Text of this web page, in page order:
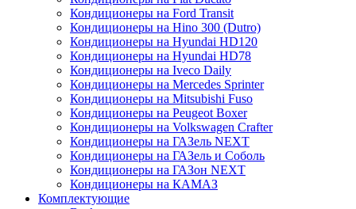
Кондиционеры на Ford Transit
Кондиционеры на Hino 300 (Dutro)
Кондиционеры на Hyundai HD120
Кондиционеры на Hyundai HD78
Кондиционеры на Iveco Daily
Кондиционеры на Mercedes Sprinter
Кондиционеры на Mitsubishi Fuso
Кондиционеры на Peugeot Boxer
Кондиционеры на Volkswagen Crafter
Кондиционеры на ГАЗель NEXT
Кондиционеры на ГАЗель и Соболь
Кондиционеры на ГАЗон NEXT
Кондиционеры на КАМАЗ
Комплектующие